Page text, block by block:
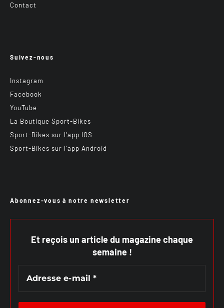
Contact
Suivez-nous
Instagram
Facebook
YouTube
La Boutique Sport-Bikes
Sport-Bikes sur l’app IOS
Sport-Bikes sur l’app Android
Abonnez-vous à notre newsletter
Et reçois un article du magazine chaque
semaine !